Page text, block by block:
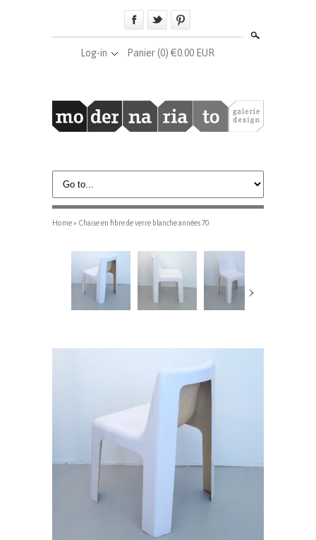
Log-in Panier(0) €0.00 EUR
Home» Chaise en fibre de verre blanche années 70
›